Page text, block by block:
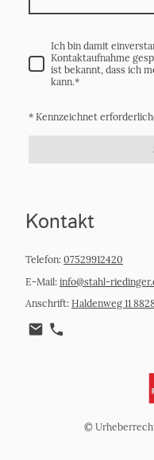
Ich bin damit
Kontaktaufnahme
ist bekannt, dass ich
kann.*
* Kennzeichnet
Kontakt
Telefon: 07529912420
E-Mail: info@stahl-
Anschrift: Haldenweg 11
©